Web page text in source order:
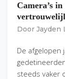
Camera’s
Door Jayden
De afgelopen
steeds vaker